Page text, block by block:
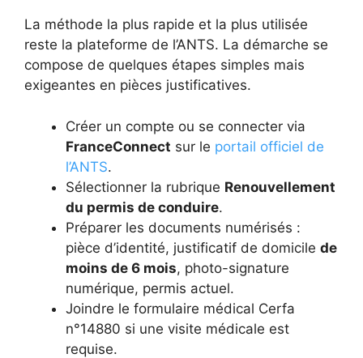
La méthode la plus rapide et la plus utilisée
reste la plateforme de l’ANTS. La démarche se
compose de quelques étapes simples mais
exigeantes en pièces justificatives.
Créer un compte ou se connecter via
FranceConnect sur le portail officiel de
l’ANTS.
Sélectionner la rubrique Renouvellement
du permis de conduire.
Préparer les documents numérisés :
pièce d’identité, justificatif de domicile de
moins de 6 mois, photo-signature
numérique, permis actuel.
Joindre le formulaire médical Cerfa
n°14880 si une visite médicale est
requise.